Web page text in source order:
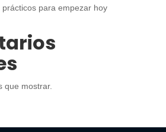
para empezar hoy
que mostrar.